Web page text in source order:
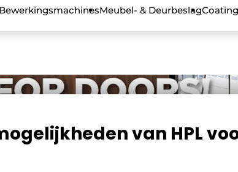
BewerkingsmachinesMeubel- & Deurbeslag
van HPL